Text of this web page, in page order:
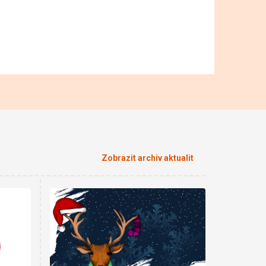
Zobrazit archiv aktualit